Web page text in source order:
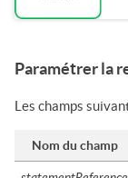
Paramétrer la
Les champs
Nom du champ